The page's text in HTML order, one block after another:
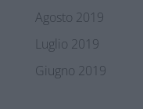
Agosto 2019
Luglio 2019
Giugno 2019